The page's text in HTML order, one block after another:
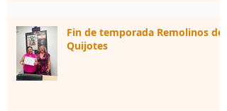
Fin de temporada Remolinos de
Quijotes